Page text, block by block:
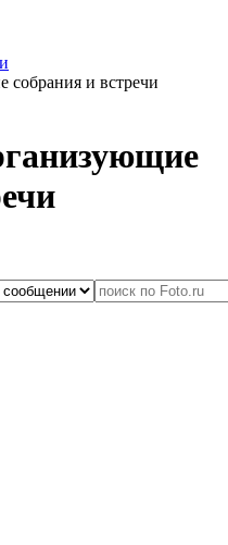
собрания и встречи